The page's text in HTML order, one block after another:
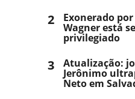
2 Exonerado
Wagner está
privilegiado
3 Atualização:
Jerônimo
Neto em